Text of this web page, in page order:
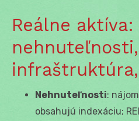
Reálne aktíva:
nehnuteľnosti,
Nehnuteľnosti:
obsahujú indexáciu;